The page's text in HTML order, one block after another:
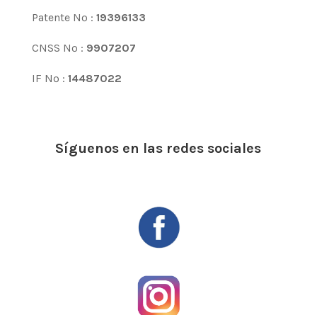
Patente Nº : 19396133
CNSS Nº : 9907207
IF Nº : 14487022
Síguenos en las redes sociales